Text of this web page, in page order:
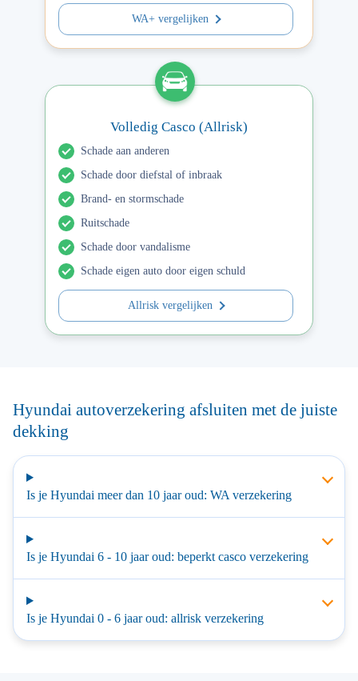
WA+ vergelijken
Volledig Casco (Allrisk)
Schade aan anderen
Schade door diefstal of inbraak
Brand- en stormschade
Ruitschade
Schade door vandalisme
Schade eigen auto door eigen schuld
Allrisk vergelijken
Hyundai autoverzekering afsluiten met de juiste
dekking
Is je Hyundai meer dan 10 jaar oud: WA verzekering
Is je Hyundai 6 - 10 jaar oud: beperkt casco verzekering
Is je Hyundai 0 - 6 jaar oud: allrisk verzekering